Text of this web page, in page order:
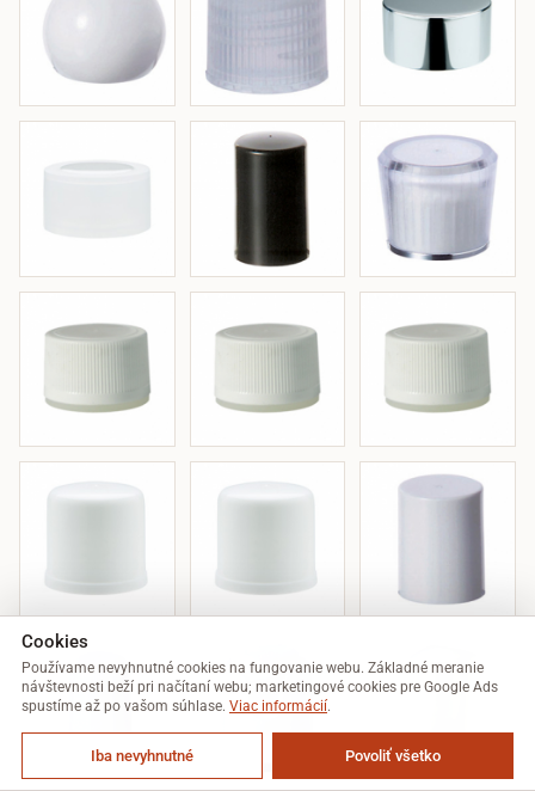
Cookies
Používame nevyhnutné cookies na fungovanie webu. Základné meranie
návštevnosti beží pri načítaní webu; marketingové cookies pre Google Ads
spustíme až po vašom súhlase. Viac informácií.
Iba nevyhnutné Povoliť všetko